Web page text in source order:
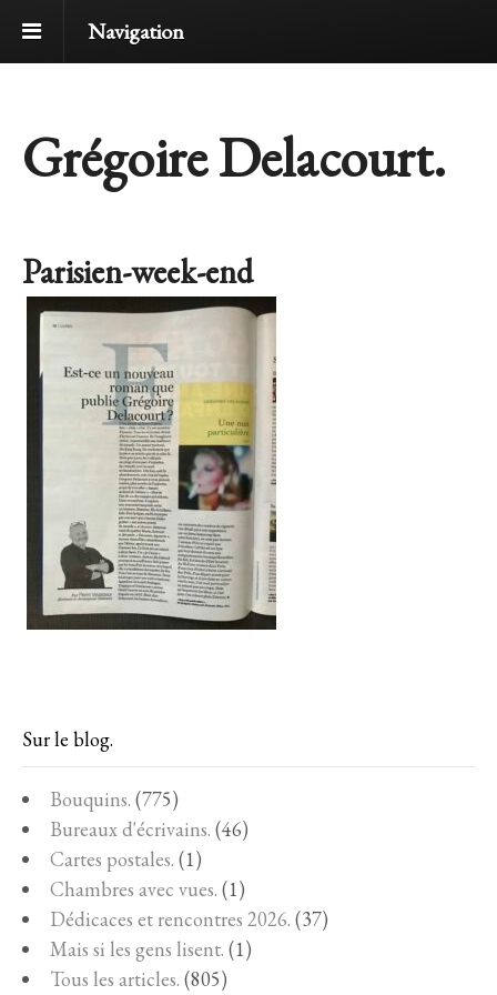
Navigation
Grégoire Delacourt.
Parisien-week-end
Sur le blog.
Bouquins. (775)
Bureaux d'écrivains. (46)
Cartes postales. (1)
Chambres avec vues. (1)
Dédicaces et rencontres 2026. (37)
Mais si les gens lisent. (1)
Tous les articles. (805)